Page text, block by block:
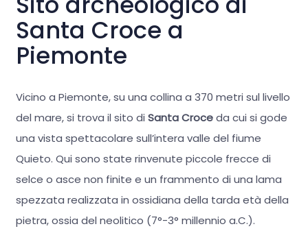
Santa Croce a
Piemonte
Vicino a Piemonte, su una collina a 370 metri sul livello
del mare, si trova il sito di Santa Croceda cui si gode
una vista spettacolare sull’intera valle del fiume
Quieto. Qui sono state rinvenute piccole frecce di
selce o asce non finite e un frammento di una lama
spezzata realizzata in ossidiana della tarda età della
pietra, ossia del neolitico (7°-3° millennio a.C.).